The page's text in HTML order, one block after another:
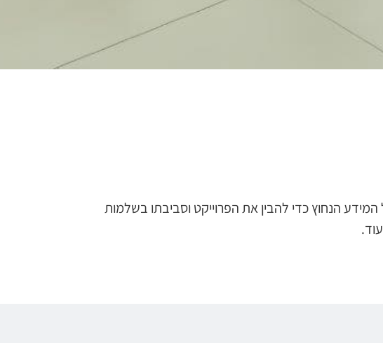
הנחוץ כדי להבין את הפרוייקט וסביבתו בשלמות